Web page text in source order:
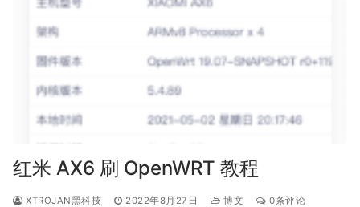
红米 AX6 刷 OpenWRT 教程
XTROJAN黑科技 2022年8月27日 博文 0条评论